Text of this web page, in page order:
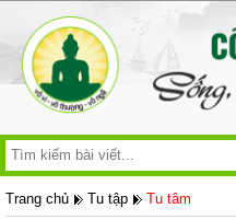
Trang chủ Tu tập Tu tâm